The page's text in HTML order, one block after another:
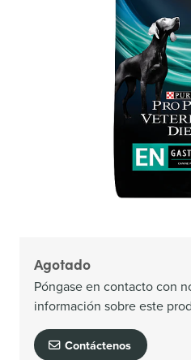
Agotado
Póngase en contacto con
información sobre este
Contáctenos